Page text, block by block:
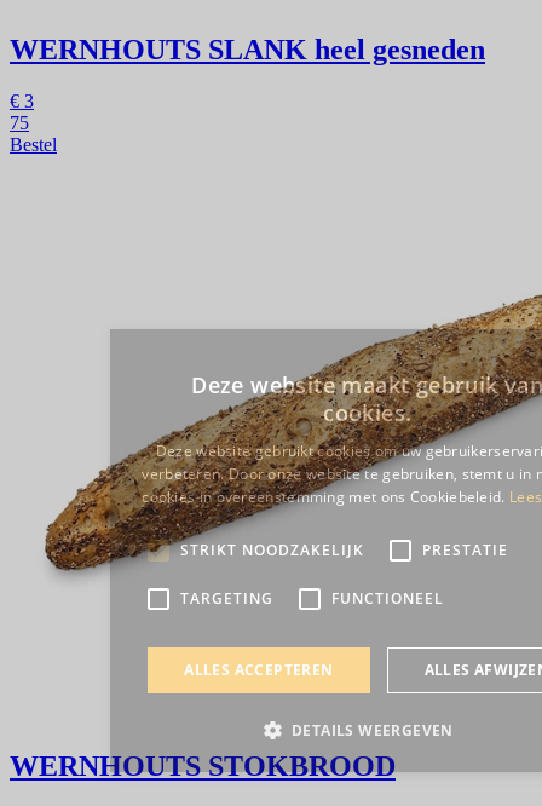
WERNHOUTS SLANK heel gesneden
€ 3
75
Bestel
WERNHOUTS STOKBROOD